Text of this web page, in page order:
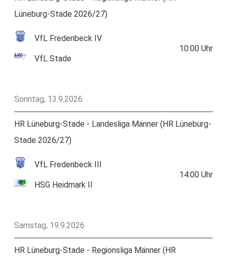
Lüneburg-Stade 2026/27)
VfL Fredenbeck IV
VfL Stade
10:00 Uhr
Sonntag, 13.9.2026
HR Lüneburg-Stade - Landesliga Männer (HR Lüneburg-
Stade 2026/27)
VfL Fredenbeck III
HSG Heidmark II
14:00 Uhr
Samstag, 19.9.2026
HR Lüneburg-Stade - Regionsliga Männer (HR